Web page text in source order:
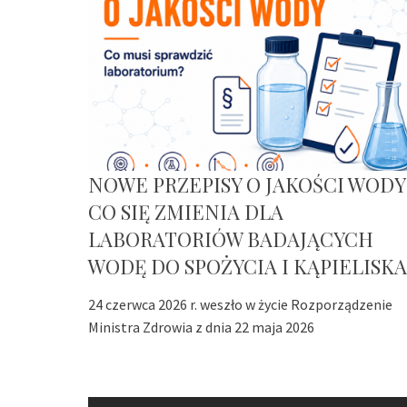
NOWE PRZEPISY O JAKOŚCI
CO SIĘ ZMIENIA DLA
LABORATORIÓW BADAJĄCYCH
WODĘ DO SPOŻYCIA I KĄPIELISKA
24 czerwca 2026 r. weszło w życie Rozporządzenie
Ministra Zdrowia z dnia 22 maja 2026